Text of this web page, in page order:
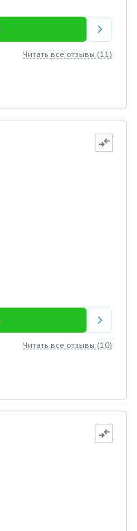
Читать все отзывы (10)
Читать все отзывы (11)